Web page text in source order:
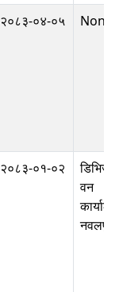
२०८३-०४-०५ None
२०८३-०१-०२
डिभिजन
वन
कार्यालय
नवलपुर